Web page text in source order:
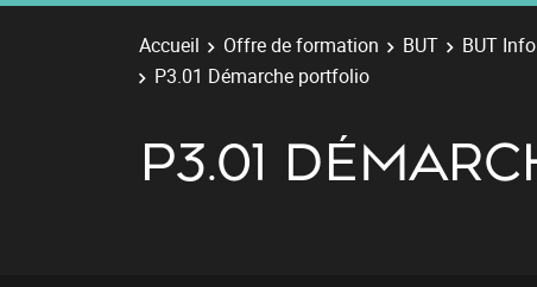
Accueil Offre de formation BUT BUT
P3.01 Démarche portfolio
P3.01